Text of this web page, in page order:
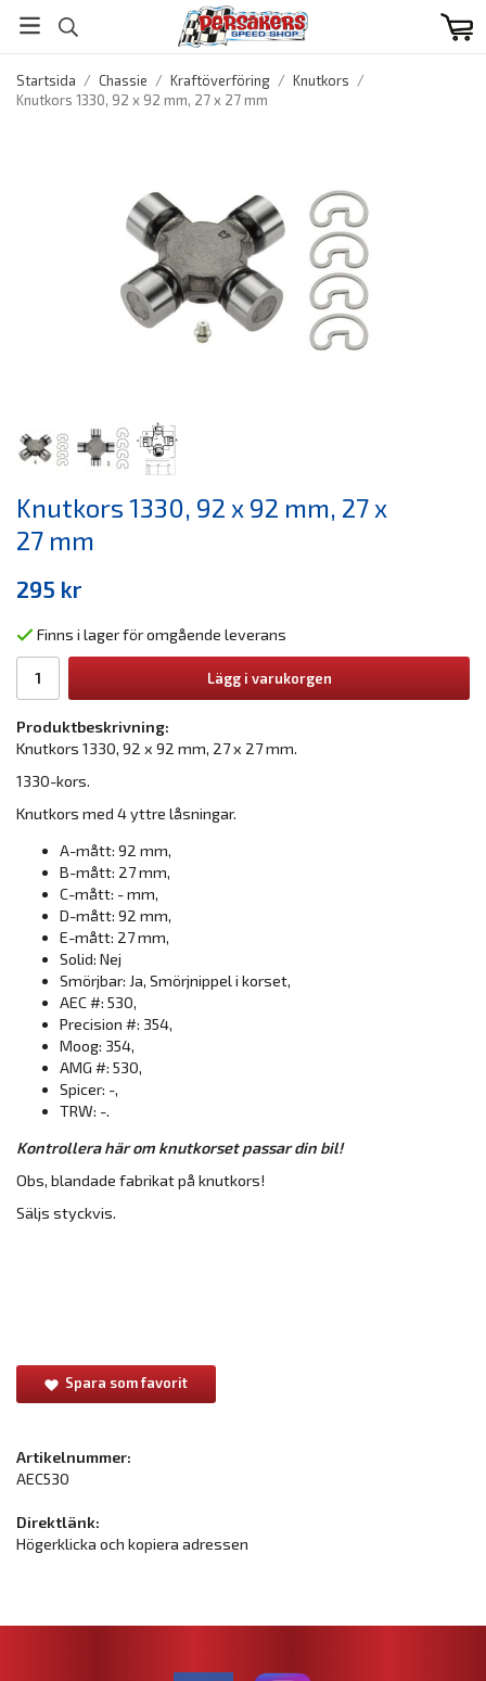
Startsida / Chassie / Kraftöverföring / Knutkors /
Knutkors 1330, 92 x 92 mm, 27 x 27 mm
Knutkors 1330, 92 x 92 mm, 27 x
27 mm
295 kr
Finns i lager för omgående leverans
Lägg i varukorgen
Produktbeskrivning:
Knutkors 1330, 92 x 92 mm, 27 x 27 mm.
1330-kors.
Knutkors med 4 yttre låsningar.
A-mått: 92 mm,
B-mått: 27 mm,
C-mått: - mm,
D-mått: 92 mm,
E-mått: 27 mm,
Solid: Nej
Smörjbar: Ja, Smörjnippel i korset,
AEC #: 530,
Precision #: 354,
Moog: 354,
AMG #: 530,
Spicer: -,
TRW: -.
Kontrollera här om knutkorset passar din bil!
Obs, blandade fabrikat på knutkors!
Säljs styckvis.
Spara som favorit
Artikelnummer:
AEC530
Direktlänk:
Högerklicka och kopiera adressen